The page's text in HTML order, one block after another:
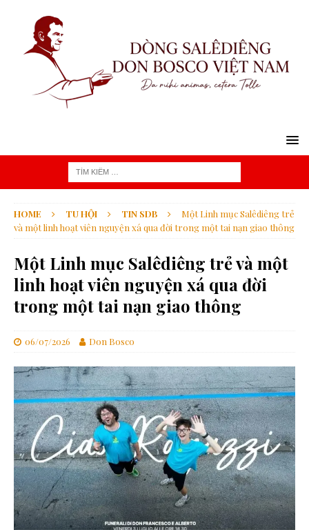
HOME TU HỘI TIN SDB
Một Linh mục Salêdiêng trẻ
và một linh hoạt viên nguyện xá qua đời trong một tai nạn giao thông
Một Linh mục Salêdiêng trẻ và một
linh hoạt viên nguyện xá qua đời
trong một tai nạn giao thông
06/07/2026 Don Bosco